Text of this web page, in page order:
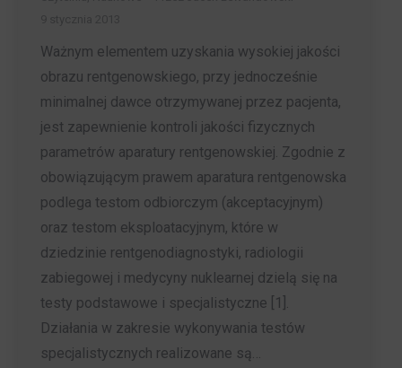
Ważnym elementem uzyskania wysokiej jakości
obrazu rentgenowskiego, przy jednocześnie
minimalnej dawce otrzymywanej przez pacjenta,
jest zapewnienie kontroli jakości fizycznych
parametrów aparatury rentgenowskiej. Zgodnie z
obowiązującym prawem aparatura rentgenowska
podlega testom odbiorczym (akceptacyjnym)
oraz testom eksploatacyjnym, które w
dziedzinie rentgenodiagnostyki, radiologii
zabiegowej i medycyny nuklearnej dzielą się na
testy podstawowe i specjalistyczne [1].
Działania w zakresie wykonywania testów
specjalistycznych realizowane są…